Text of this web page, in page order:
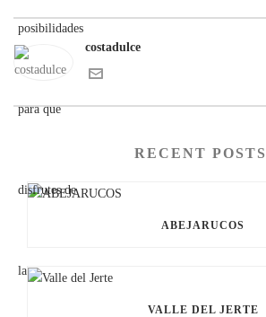
costadulce
RECENT POSTS
ABEJARUCOS
VALLE DEL JERTE